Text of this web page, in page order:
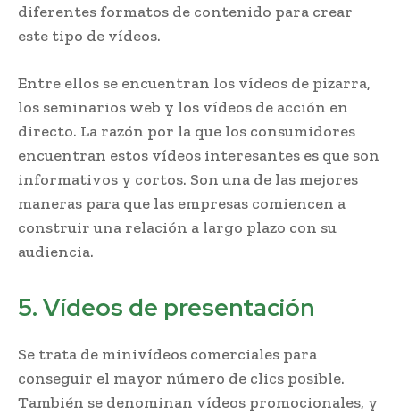
diferentes formatos de contenido para crear
este tipo de vídeos.
Entre ellos se encuentran los vídeos de pizarra,
los seminarios web y los vídeos de acción en
directo. La razón por la que los consumidores
encuentran estos vídeos interesantes es que son
informativos y cortos. Son una de las mejores
maneras para que las empresas comiencen a
construir una relación a largo plazo con su
audiencia.
5. Vídeos de presentación
Se trata de minivídeos comerciales para
conseguir el mayor número de clics posible.
También se denominan vídeos promocionales, y